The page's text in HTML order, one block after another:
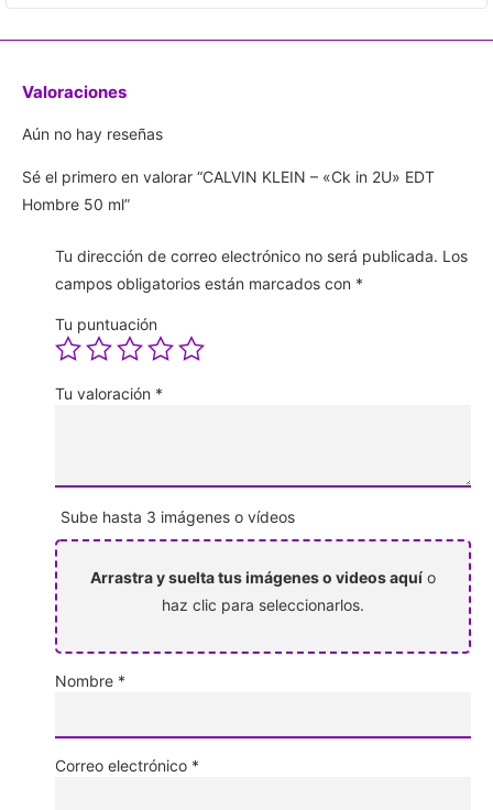
Valoraciones
Aún no hay reseñas
Sé el primero en valorar “CALVIN KLEIN – «Ck in 2U» EDT
Hombre 50 ml”
Tu dirección de correo electrónico no será publicada. Los
campos obligatorios están marcados con *
Tu puntuación
Tu valoración *
Sube hasta 3 imágenes o vídeos
Arrastra y suelta tus imágenes o videos aquí o
haz clic para seleccionarlos.
Nombre *
Correo electrónico *